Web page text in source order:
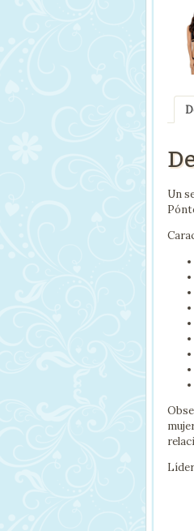
Un